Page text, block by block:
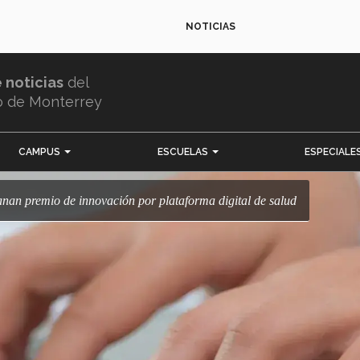
NOTICIAS
noticias del
de Monterrey
CAMPUS ESCUELAS
premio de innovación por plataforma digital de salud